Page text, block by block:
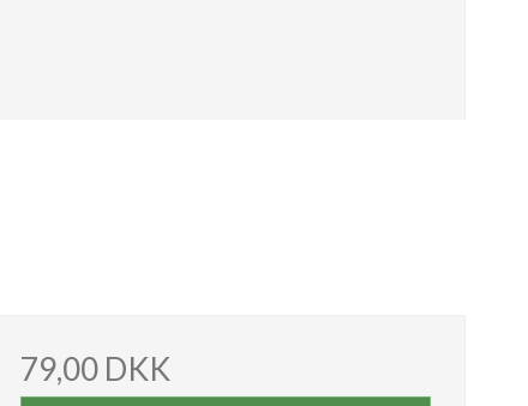
79,00 DKK